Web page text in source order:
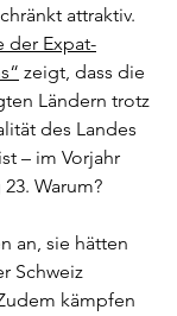
attraktiv.
der Expat-
zeigt, dass die
Ländern trotz
des Landes
– im Vorjahr
Warum?
an, sie hätten
Schweiz
kämpfen